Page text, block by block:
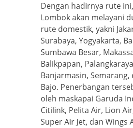
Dengan hadirnya rute
Lombok akan melayani
rute domestik, yakni
Surabaya, Yogyakarta,
Sumbawa Besar,
Balikpapan,
Banjarmasin, Semarang,
Bajo. Penerbangan
oleh maskapai Garuda
Citilink, Pelita Air, Lion
Super Air Jet, dan Wings